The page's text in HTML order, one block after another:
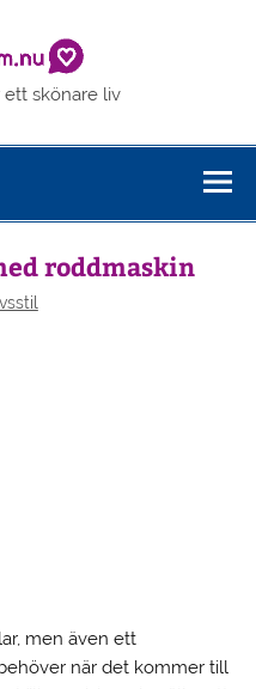
ett skönare liv
roddmaskin
men även ett
när det kommer till